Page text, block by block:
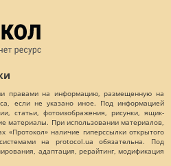
правами на информацию, размещенную на
если не указано иное. Под информацией
статьи, фотоизображения, рисунки, ящик-
материалы. При использовании материалов,
наличие гиперссылки открытого
на protocol.ua обязательна. Под
адаптация, рерайтинг, модификация